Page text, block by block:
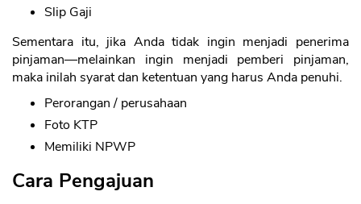
Slip Gaji
Sementara itu, jika Anda tidak ingin menjadi penerima
pinjaman—melainkan ingin menjadi pemberi pinjaman,
maka inilah syarat dan ketentuan yang harus Anda penuhi.
Perorangan / perusahaan
Foto KTP
Memiliki NPWP
Cara Pengajuan